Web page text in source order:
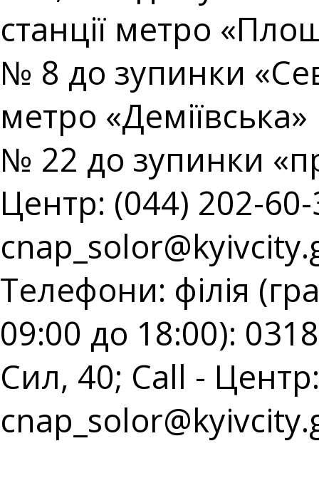
станції метро
№ 8 до зупинки
метро
№ 22 до зупинки
Центр: (044) 202-
Телефони: філія
09:00 до 18:00):
Сил, 40; Call -